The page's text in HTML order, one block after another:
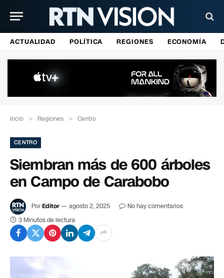
ACTUALIDAD POLÍTICA REGIONES ECONOMÍA
Incio » Regiones » Centro
CENTRO
Siembran más de 600 árboles
en Campo de Carabobo
PorEditor agosto 2, 2025
No hay comentarios
3 Minutos de lectura